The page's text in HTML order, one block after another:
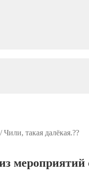
/Чили, такая далёкая.??